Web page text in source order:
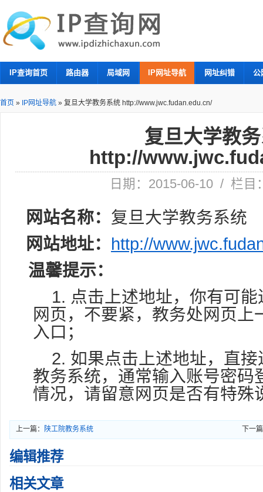
IP查询首页 路由器 局域网 IP网址导航 网址纠错 公
首页 » IP网址导航 » 复旦大学教务系统 http://www.jwc.fudan.edu.cn/
复旦大学教
http://
日期：2015-06-10 / 栏目
网站名称： 复旦大学教务系统
网站地址： http://
温馨提示：
1. 点击上述地址，你有可
网页，不要紧，教务处网页上
入口；
2. 如果点击上述地址，直
教务系统，通常输入账号密码
情况，请留意网页是否有特殊
上一篇：
陕工院教务系统
http://www.bzyjwc.cn/default_sxgy.aspx
下一
编辑推荐
相关文章